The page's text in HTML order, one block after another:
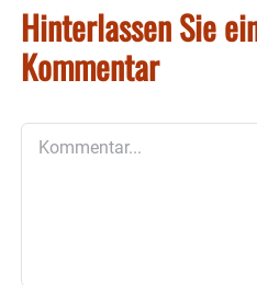
Hinterlassen Sie
Kommentar